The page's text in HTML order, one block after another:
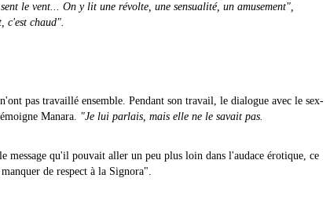
le vent... On y lit une révolte, une sensualité, un amusement",
c'est chaud".
pas travaillé ensemble. Pendant son travail, le dialogue avec le sex-
Manara. "Je lui parlais, mais elle ne le savait pas.
message qu'il pouvait aller un peu plus loin dans l'audace érotique, ce
de respect à la Signora".